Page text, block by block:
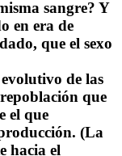
sangre? Y
en era de
que el sexo
de las
que
el que
(La
hacia el